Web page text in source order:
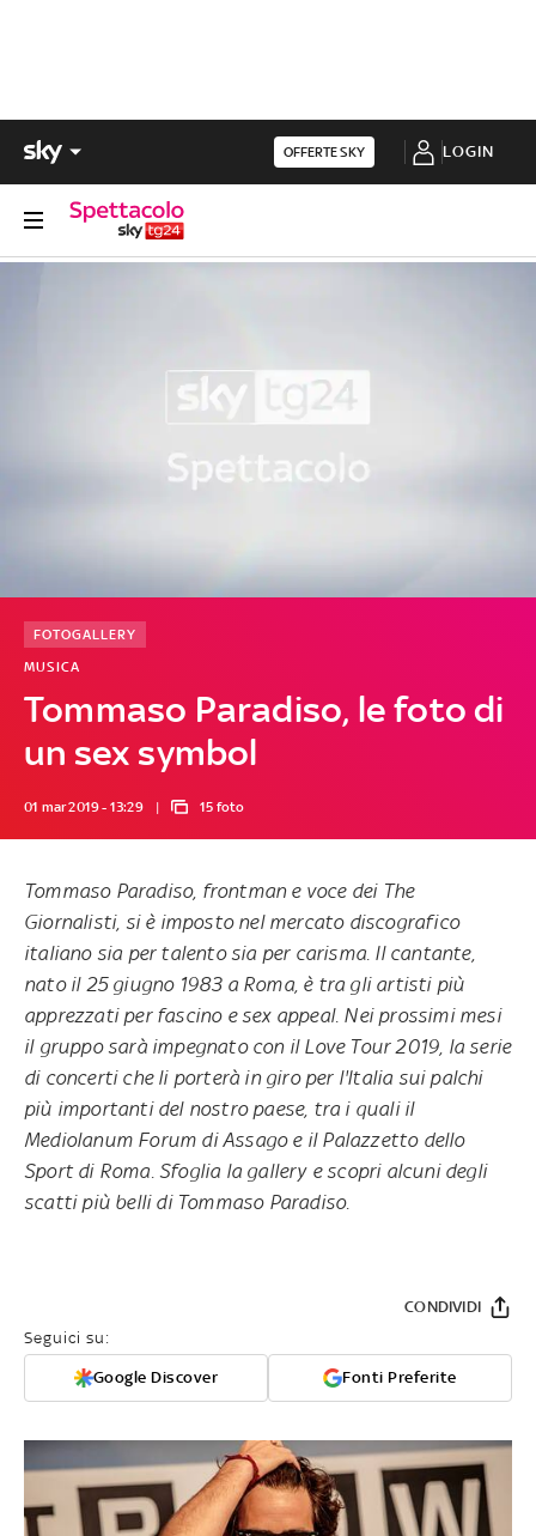
OFFERTE SKY LOGIN
Tommaso Paradiso, le foto di
un sex symbol
MUSICA
FOTOGALLERY
01 mar 2019 - 13:29 15 foto
Tommaso Paradiso, frontman e voce dei The
Giornalisti, si è imposto nel mercato discografico
italiano sia per talento sia per carisma. Il cantante,
nato il 25 giugno 1983a Roma, è tra gli artisti più
apprezzati per fascino e sex appeal. Nei prossimi mesi
il gruppo sarà impegnato con il Love Tour 2019 , la serie
di concerti che li porterà in giro per l'Italia sui palchi
più importanti del nostro paese, tra i quali il
Mediolanum Forum di Assago e il Palazzetto dello
Sport di Roma. Sfoglia la gallery e scopri alcuni degli
scatti più belli di Tommaso Paradiso.
Seguici su:
Google Discover Fonti Preferite
CONDIVIDI